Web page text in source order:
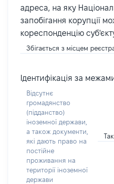
адреса, на яку
запобігання корупції
кореспонденцію
Збігається з місцем
Ідентифікація за
Відсутнє
громадянство
(підданство)
іноземної держави,
а також документи,
які дають право на
постійне
проживання на
території іноземної
держави
Так